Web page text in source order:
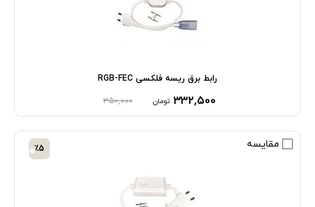
رابط برق ریسه فلکسی RGB-FEC
۳۳۲,۵۰۰ تومان ۳۵۰,۰۰۰
مقایسه ٪5